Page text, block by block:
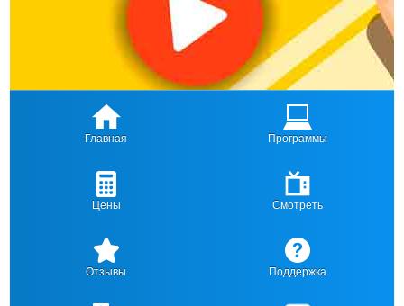
Главная Программы
Цены Смотреть
Отзывы Поддержка